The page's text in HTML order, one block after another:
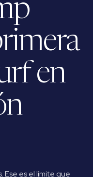
en
Ese es el límite que